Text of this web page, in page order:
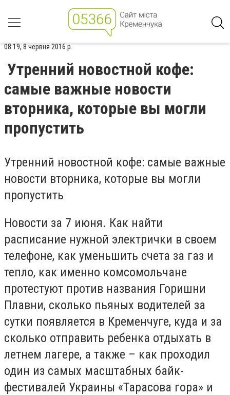
08:19, 8 червня 2016 р.
Утренний новостной кофе:
самые важные новости
вторника, которые вы могли
пропустить
Утренний новостной кофе: самые важные
новости вторника, которые вы могли
пропустить
Новости за 7 июня. Как найти
расписание нужной электрички в своем
телефоне, как уменьшить счета за газ и
тепло, как именно комсомольчане
протестуют против названия Горишни
Плавни, сколько пьяных водителей за
сутки появляется в Кременчуге, куда и за
сколько отправить ребенка отдыхать в
летнем лагере, а также – как проходил
один из самых масштабных байк-
фестивалей Украины «Тарасова гора» и